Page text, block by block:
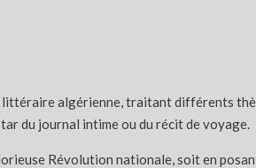
littéraire algérienne, traitant différents
du journal intime ou du récit de voyage.
Révolution nationale, soit en